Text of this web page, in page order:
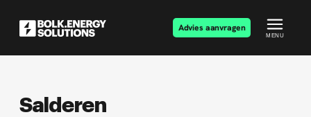
Advies aanvragen
MENU
Salderen